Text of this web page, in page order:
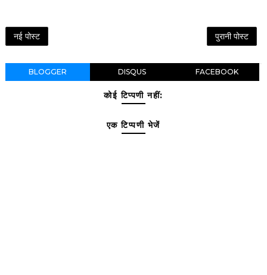
नई पोस्ट पुरानी पोस्ट
BLOGGER DISQUS FACEBOOK
कोई टिप्पणी नहीं:
एक टिप्पणी भेजें